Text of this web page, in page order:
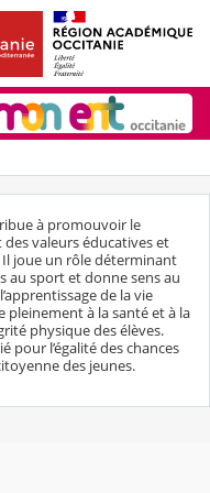
à promouvoir le
des valeurs éducatives et
joue un rôle déterminant
au sport et donne sens au
de la vie
pleinement à la santé et à la
physique des élèves.
pour l’égalité des chances
des jeunes.